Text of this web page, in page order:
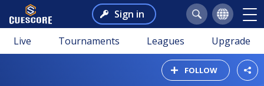
Sign in
Live Tournaments Leagues Upgrade
FOLLOW